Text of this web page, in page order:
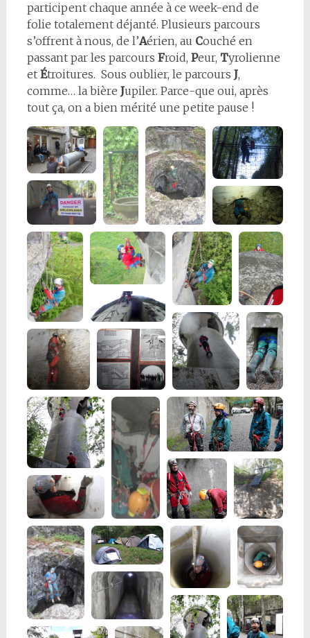
participent chaque année à ce week-end de
folie totalement déjanté. Plusieurs parcours
s’offrent à nous, de l’Aérien, au Couché en
passant par les parcours Froid, Peur, Tyrolienne
et Étroitures. Sous oublier, le parcours J,
comme… la bière Jupiler. Parce-que oui, après
tout ça, on a bien mérité une petite pause !